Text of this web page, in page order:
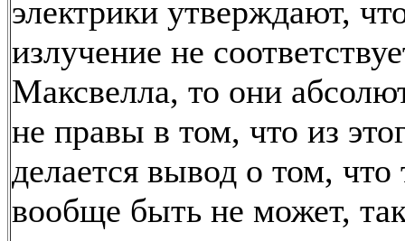
электрики утверждают,
излучение не
Максвелла, то они
не правы в том, что из
делается вывод о том, что
вообще быть не может,